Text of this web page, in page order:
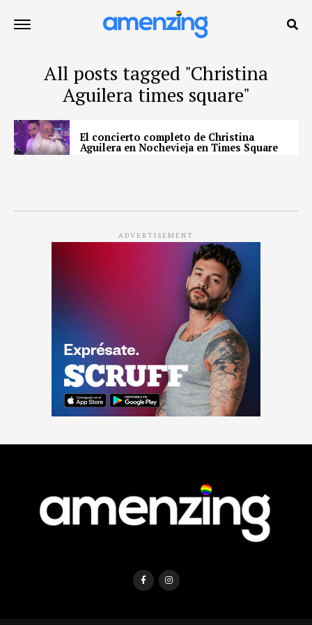
All posts tagged "Christina
Aguilera times square"
El concierto completo de Christina
Aguilera en Nochevieja en Times Square
ADVERTISEMENT